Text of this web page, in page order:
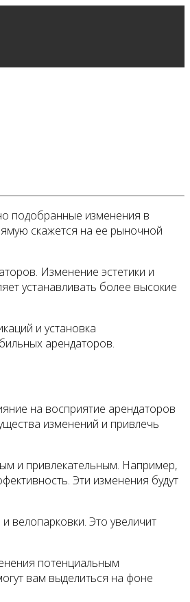
подобранные изменения в
скажется на ее рыночной
Изменение эстетики и
устанавливать более высокие
и установка
арендаторов.
на восприятие арендаторов
изменений и привлечь
и привлекательным. Например,
Эти изменения будут
велопарковки. Это увеличит
потенциальным
вам выделиться на фоне